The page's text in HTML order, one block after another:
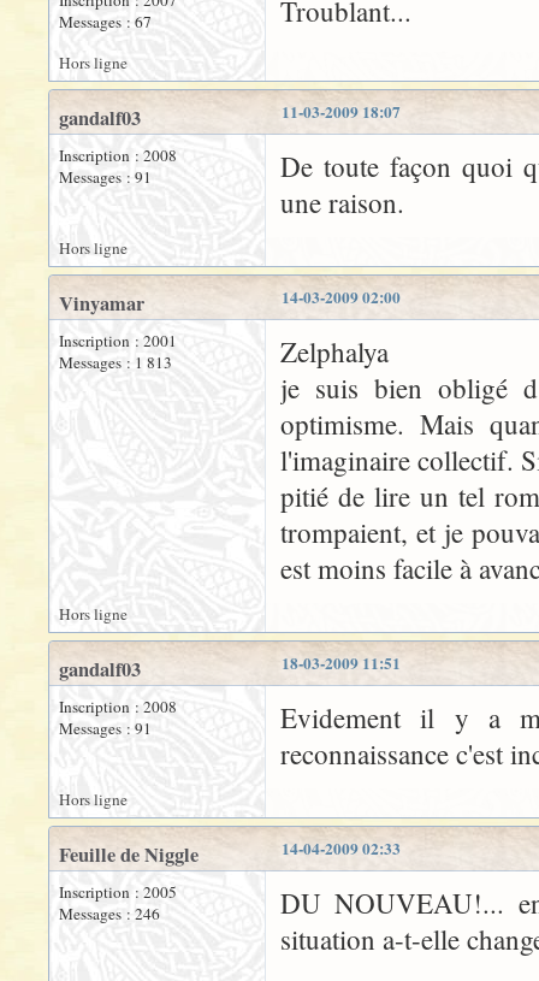
Messages : 67
Troublant...
Hors ligne
11-03-2009 18:07
gandalf03
Inscription : 2008
Messages : 91
De toute façon quoi
une raison.
Hors ligne
14-03-2009 02:00
Vinyamar
Inscription : 2001
Messages : 1 813
Zelphalya
je suis bien obligé
optimisme. Mais
l'imaginaire collectif.
pitié de lire un tel
trompaient, et je
est moins facile à
Hors ligne
18-03-2009 11:51
gandalf03
Inscription : 2008
Messages : 91
Evidement il y a
reconnaissance c'est
Hors ligne
14-04-2009 02:33
Feuille de Niggle
Inscription : 2005
Messages : 246
DU NOUVEAU!...
situation a-t-elle